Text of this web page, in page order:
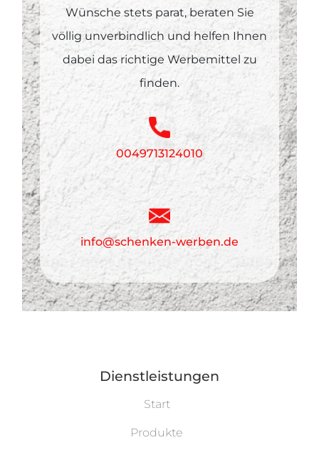
Wünsche stets parat, beraten Sie
völlig unverbindlich und helfen Ihnen
dabei das richtige Werbemittel zu
finden.
0049713124010
info@schenken-werben.de
Dienstleistungen
Start
Produkte